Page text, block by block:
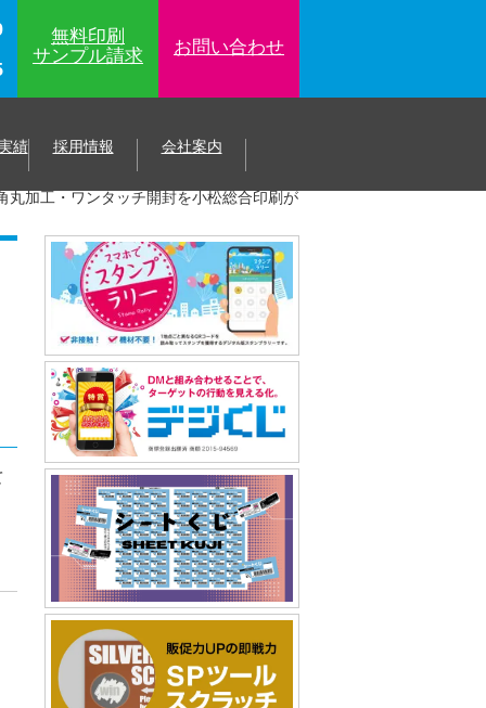
無料印刷
サンプル請求 お問い合わせ
績 採用情報 会社案内
丸加工・ワンタッチ開封を小松総合印刷が